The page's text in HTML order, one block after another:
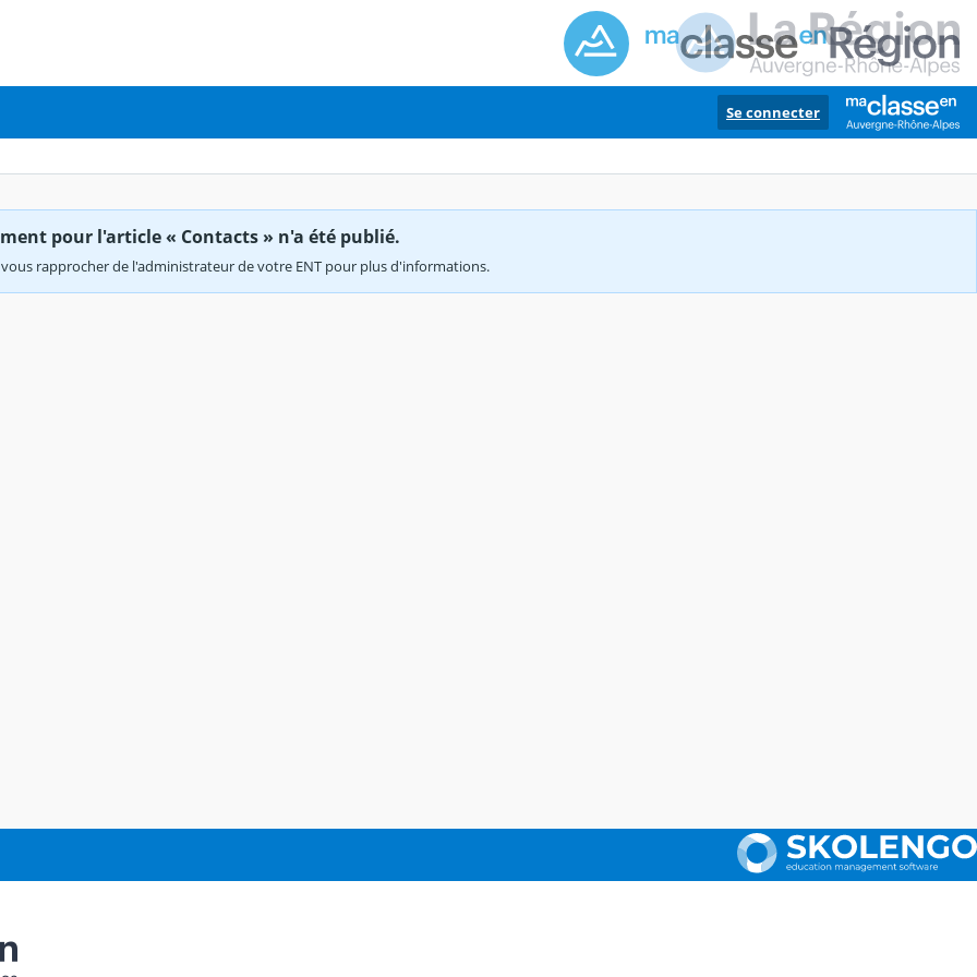
Se connecter
pour l'article « Contacts » n'a été publié.
rapprocher de l'administrateur de votre ENT pour plus d'informations.